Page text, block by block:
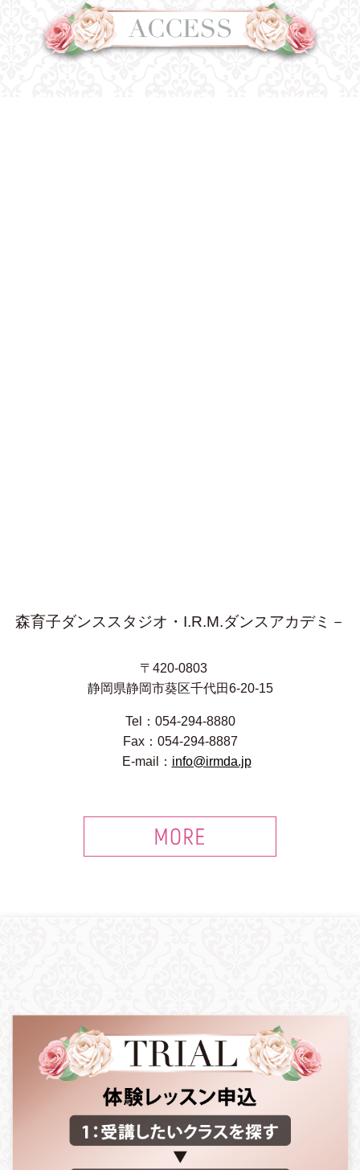
森育子ダンススタジオ・I.R.M.ダンスアカデミ－
〒420-0803
静岡県静岡市葵区千代田6-20-15
Tel：054-294-8880
Fax：054-294-8887
E-mail： info@irmda.jp